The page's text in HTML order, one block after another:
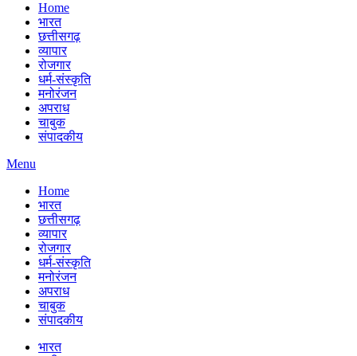
Home
भारत
छत्तीसगढ़
व्यापार
रोजगार
धर्म-संस्कृति
मनोरंजन
अपराध
चाबुक
संपादकीय
Menu
Home
भारत
छत्तीसगढ़
व्यापार
रोजगार
धर्म-संस्कृति
मनोरंजन
अपराध
चाबुक
संपादकीय
भारत